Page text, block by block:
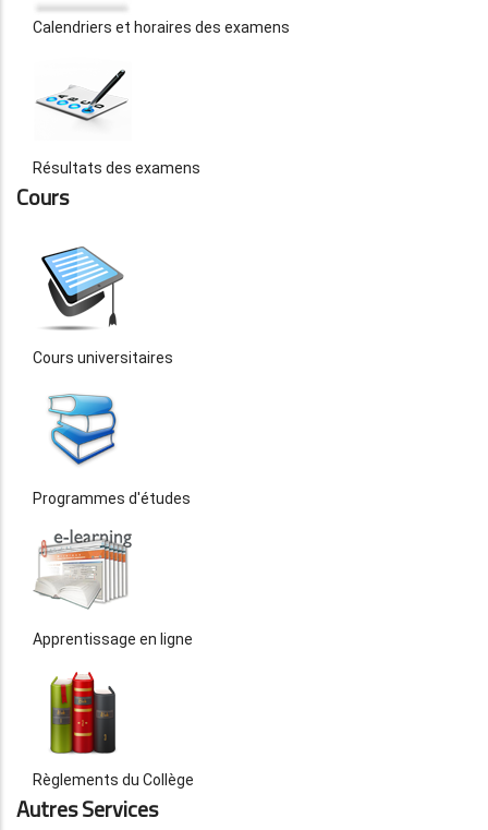
Calendriers et horaires des examens
Résultats des examens
Cours
Cours universitaires
Programmes d'études
Apprentissage en ligne
Règlements du Collège
Autres Services